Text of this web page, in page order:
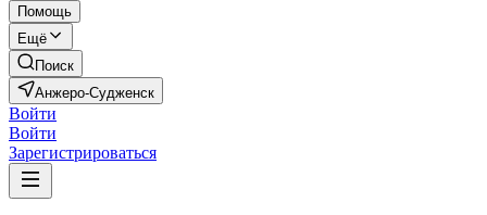
Помощь
Ещё
Поиск
Анжеро-Судженск
Войти
Войти
Зарегистрироваться